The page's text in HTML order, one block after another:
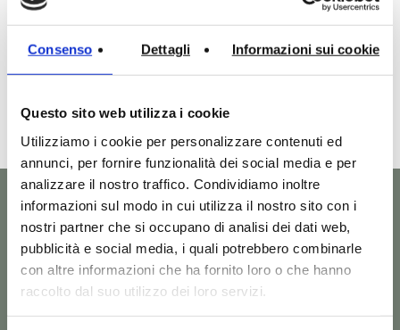
Consenso Dettagli Informazioni sui cookie
Questo sito web utilizza i cookie
Utilizziamo i cookie per personalizzare contenuti ed
annunci, per fornire funzionalità dei social media e per
analizzare il nostro traffico. Condividiamo inoltre
informazioni sul modo in cui utilizza il nostro sito con i
nostri partner che si occupano di analisi dei dati web,
pubblicità e social media, i quali potrebbero combinarle
con altre informazioni che ha fornito loro o che hanno
raccolto dal suo utilizzo dei loro servizi.
Altri prodotti della
collezione Sottopiano